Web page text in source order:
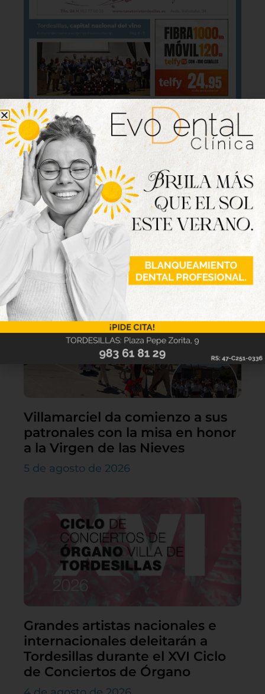
Lo último
Villamarciel da comienzo a sus
patronales con la misa en honor
a la Virgen de las Nieves
5 de agosto de 2026
Grandes artistas nacionales e
internacionales deleitarán a
Tordesillas durante el XVI Ciclo
de Conciertos de Órgano